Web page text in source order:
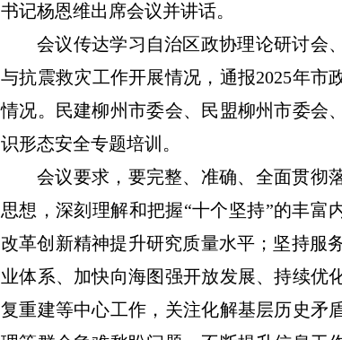
书记杨恩维出席会议并讲话。
会议传达学习自治区政协理论研讨会
与抗震救灾工作开展情况，通报2025年
情况。民建柳州市委会、民盟柳州市委会
识形态安全专题培训。
会议要求，要完整、准确、全面贯彻
思想，深刻理解和把握“十个坚持”的丰富
改革创新精神提升研究质量水平；坚持服
业体系、加快向海图强开放发展、持续优
复重建等中心工作，关注化解基层历史矛